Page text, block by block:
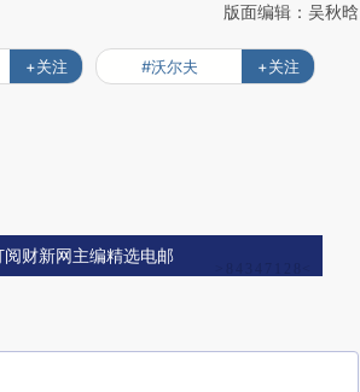
版面编辑：吴秋晗
+关注 #沃尔夫 +关注
阅财新网主编精选电邮